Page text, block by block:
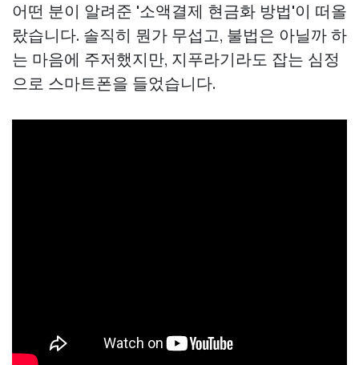
어떤 분이 알려준 '소액결제 현금화 방법'이 떠올
랐습니다. 솔직히 뭔가 무섭고, 불법은 아닐까 하
는 마음에 주저했지만, 지푸라기라도 잡는 심정
으로 스마트폰을 들었습니다.